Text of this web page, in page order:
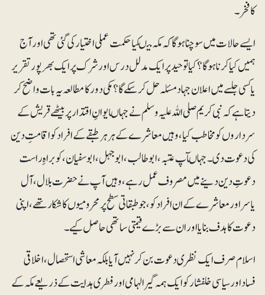
کا فخر۔
ایسے حالات میں سوچنا ہو گا کہ مکہ میںکیاحکمت عملی اختیار کی گئی تھی اورآج
ہمیں کیا کرنا ہوگا؟ کیا توحید پر ایک مدلل درس اور شرک پر ایک بھرپور تقریر
یا کسی جلسے میں اعلان جہاد مسئلہ حل کرسکے گا ؟ مکی دور کا مطالعہ یہ بات واضح کر
دیتا ہے کہ نبی کریم صلی اللہ علیہ وسلم نے جہاںایوانِ اقتدار پر بیٹھے قریش کے
سر داروں کومخاطب کیا، وہیں معاشرے کے ہر ہر طبقے کے افراد کو اقامتِ دین
کی دعوت دی ۔ جہاںآپ عتبہ ، ابو طالب ، ابوجہل ، ابو سفیان ، کو براہِ راست
دعوتِ دین دینے میں مصروف عمل رہے ، وہیں آپ نے حضرت بلال ، آل
یاسر اورمعاشرے کے ان افراد کو، جو طبقاتی سطح پر محرومیوں کا شکار تھے، اپنی
دعوت کا ہدف بنایا اور ان سے بڑے قیمتی ساتھی حاصل کیے۔
اسلام صرف ایک نظری دعوت بن کر نہیں آیا بلکہ معاشی استحصال، اخلاقی
فساد اور سیاسی خلفشار کو ایک ہمہ گیر الہامی اور فطری ہدایت کے ذریعے مکہ کے